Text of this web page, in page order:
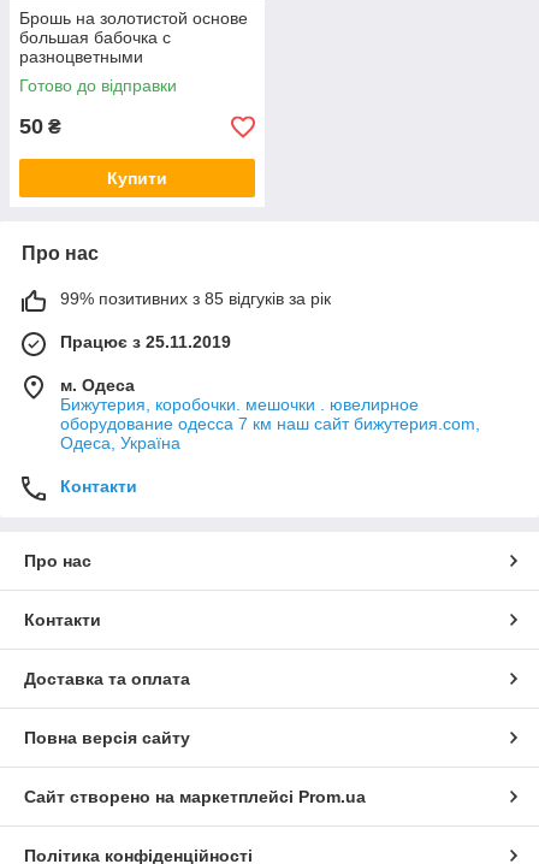
Брошь на золотистой основе
большая бабочка с
разноцветными
переливающимися
камушками и бусинами
размер 55х40 мм
Готово до відправки
50 ₴
Купити
Про нас
99% позитивних з 85 відгуків за рік
Працює з 25.11.2019
м. Одеса
Бижутерия, коробочки. мешочки . ювелирное
оборудование одесса 7 км наш сайт бижутерия.com,
Одеса, Україна
Контакти
Про нас
Контакти
Доставка та оплата
Повна версія сайту
Сайт створено на маркетплейсі Prom.ua
Політика конфіденційності